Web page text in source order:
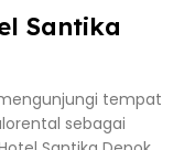
Santika
tempat
sebagai